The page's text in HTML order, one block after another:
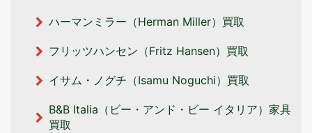
ハーマンミラー（Herman Miller）買取
フリッツハンセン（Fritz Hansen）買取
イサム・ノグチ（Isamu Noguchi）買取
B&B Italia（ビー・アンド・ビー イタリア‎）家具
買取